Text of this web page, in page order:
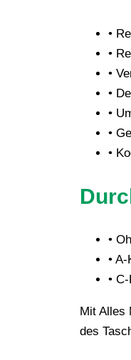
•
•
•
•
•
•
•
•
•
•
Mit Alles
des